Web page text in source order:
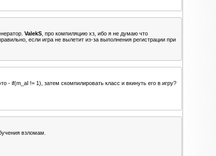
ValekS , про компиляцию хз, ибо я не думаю что
если игра не вылетит из-за выполнения регистрации при
- if(m_aI != 1), затем скомпилировать класс и вкинуть его в игру?
взломам.